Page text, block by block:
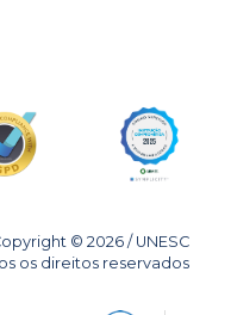
© 2026 / UNESC
os direitos reservados